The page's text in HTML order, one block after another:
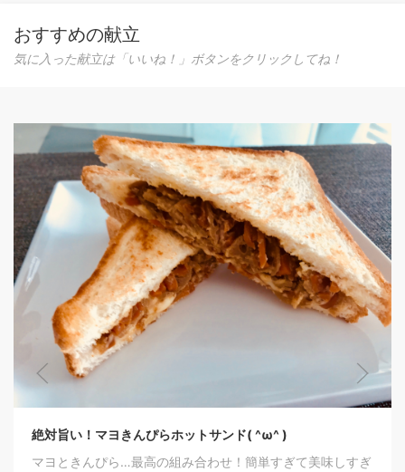
おすすめの献立
気に入った献立は「いいね！」ボタンをクリックしてね！
絶対旨い！マヨきんぴらホットサンド( ^ω^ )
マヨときんぴら…最高の組み合わせ！簡単すぎて美味しすぎ